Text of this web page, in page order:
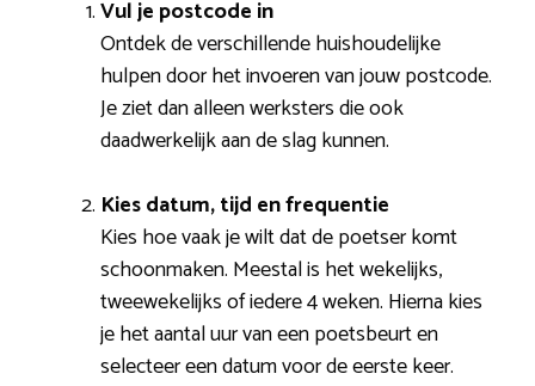
Vul je postcode in
Ontdek de verschillende huishoudelijke
hulpen door het invoeren van jouw postcode.
Je ziet dan alleen werksters die ook
daadwerkelijk aan de slag kunnen.
Kies datum, tijd en frequentie
Kies hoe vaak je wilt dat de poetser komt
schoonmaken. Meestal is het wekelijks,
tweewekelijks of iedere 4 weken. Hierna kies
je het aantal uur van een poetsbeurt en
selecteer een datum voor de eerste keer.